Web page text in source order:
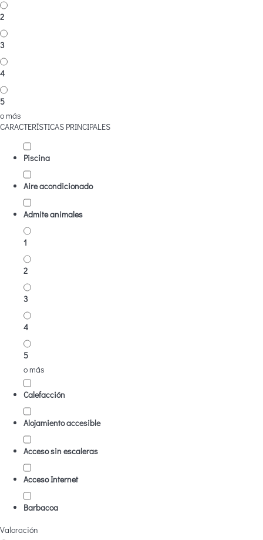
2
3
4
5
o más
CARACTERÍSTICAS PRINCIPALES
Piscina
Aire acondicionado
Admite animales
1
2
3
4
5
o más
Calefacción
Alojamiento accesible
Acceso sin escaleras
Acceso Internet
Barbacoa
Valoración